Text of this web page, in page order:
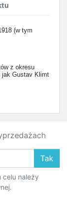
(w tym
z okresu
jak Gustav Klimt
Tak
celu należy